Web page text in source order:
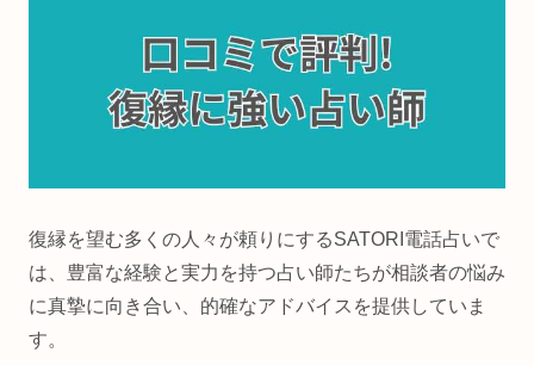
復縁を望む多くの人々が頼りにするSATORI電話占いで
は、豊富な経験と実力を持つ占い師たちが相談者の悩み
に真摯に向き合い、的確なアドバイスを提供していま
す。